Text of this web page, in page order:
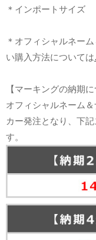
＊インポートサイズ
＊オフィシャルネー
い購入方法については
【マーキングの納期に
オフィシャルネーム
カー発注となり、下
す。